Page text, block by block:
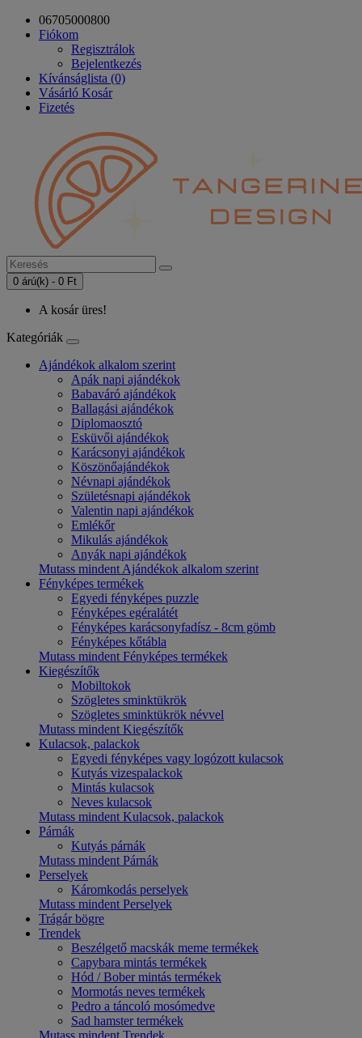
06705000800
Fiókom
Regisztrálok
Bejelentkezés
Kívánságlista (0)
Vásárló Kosár
Fizetés
0 árú(k) - 0 Ft
A kosár üres!
Kategóriák
Ajándékok alkalom szerint
Apák napi ajándékok
Babaváró ajándékok
Ballagási ajándékok
Diplomaosztó
Esküvői ajándékok
Karácsonyi ajándékok
Köszönőajándékok
Névnapi ajándékok
Születésnapi ajándékok
Valentin napi ajándékok
Emlékőr
Mikulás ajándékok
Anyák napi ajándékok
Mutass mindent Ajándékok alkalom szerint
Fényképes termékek
Egyedi fényképes puzzle
Fényképes egéralátét
Fényképes karácsonyfadísz - 8cm gömb
Fényképes kőtábla
Mutass mindent Fényképes termékek
Kiegészítők
Mobiltokok
Szögletes sminktükrök
Szögletes sminktükrök névvel
Mutass mindent Kiegészítők
Kulacsok, palackok
Egyedi fényképes vagy logózott kulacsok
Kutyás vizespalackok
Mintás kulacsok
Neves kulacsok
Mutass mindent Kulacsok, palackok
Párnák
Kutyás párnák
Mutass mindent Párnák
Perselyek
Káromkodás perselyek
Mutass mindent Perselyek
Trágár bögre
Trendek
Beszélgető macskák meme termékek
Capybara mintás termékek
Hód / Bober mintás termékek
Mormotás neves termékek
Pedro a táncoló mosómedve
Sad hamster termékek
Mutass mindent Trendek